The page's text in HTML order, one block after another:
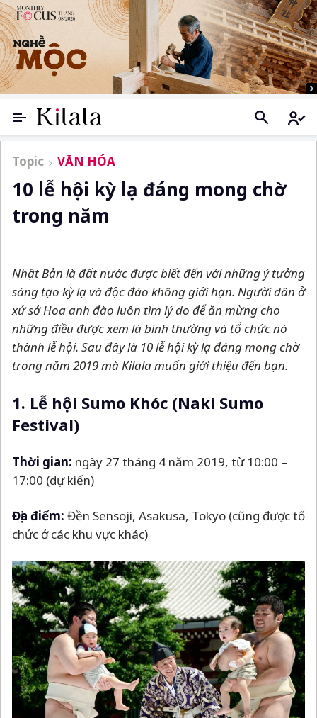
Topic VĂN HÓA
10 lễ hội kỳ lạ đáng mong chờ
trong năm
Nhật Bản là đất nước được biết đến với những ý tưởng
sáng tạo kỳ lạ và độc đáo không giới hạn. Người dân ở
xứ sở Hoa anh đào luôn tìm lý do để ăn mừng cho
những điều được xem là bình thường và tổ chức nó
thành lễ hội. Sau đây là 10 lễ hội kỳ lạ đáng mong chờ
trong năm 2019 mà Kilala muốn giới thiệu đến bạn.
1. Lễ hội Sumo Khóc (Naki Sumo
Festival)
Thời gian: ngày 27 tháng 4 năm 2019, từ 10:00 –
17:00 (dự kiến)
Địa điểm: Đền Sensoji, Asakusa, Tokyo (cũng được tổ
chức ở các khu vực khác)